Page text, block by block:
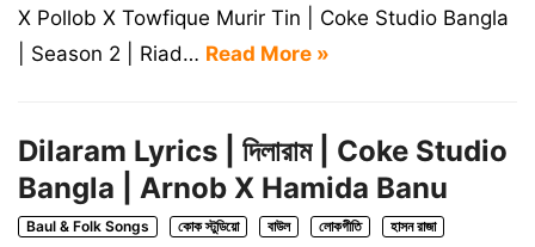
X Pollob X Towfique Murir Tin | Coke Studio Bangla
| Season 2 | Riad… Read More »
Dilaram Lyrics | দিলারাম | Coke Studio
Bangla | Arnob X Hamida Banu
Baul & Folk Songs কোক স্টুডিয়ো বাউল লোকগীতি হাসন রাজা